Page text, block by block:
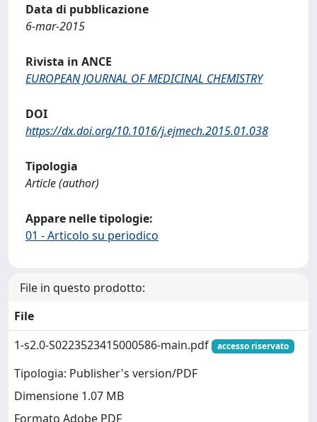
Data di pubblicazione
6-mar-2015
Rivista in ANCE
EUROPEAN JOURNAL OF MEDICINAL CHEMISTRY
DOI
https://dx.doi.org/10.1016/j.ejmech.2015.01.038
Tipologia
Article (author)
Appare nelle tipologie:
01 - Articolo su periodico
File in questo prodotto:
File
1-s2.0-S0223523415000586-main.pdf
accesso riservato
Tipologia: Publisher's version/PDF
Dimensione 1.07 MB
Formato Adobe PDF